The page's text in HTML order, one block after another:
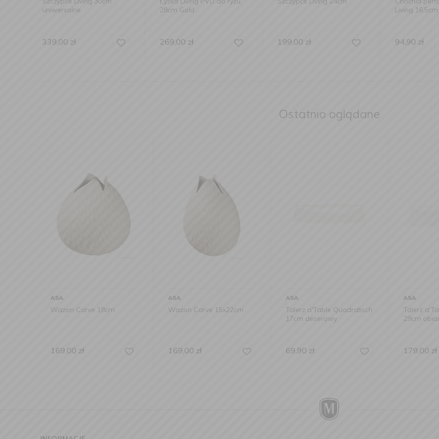
28cm Gold
269,00 199,00 94,90zł
cukru
119,00
Ostatnio oglądane
ASA
Wazon Carve 18cm
169,00 zł
ASA
Wazon Carve 15x22cm
169,00 zł
ASA
Talerz a'Table Quadratisch
17cm deserowy
69,90 zł
ASA
Talerz
29cm
179,00 zł